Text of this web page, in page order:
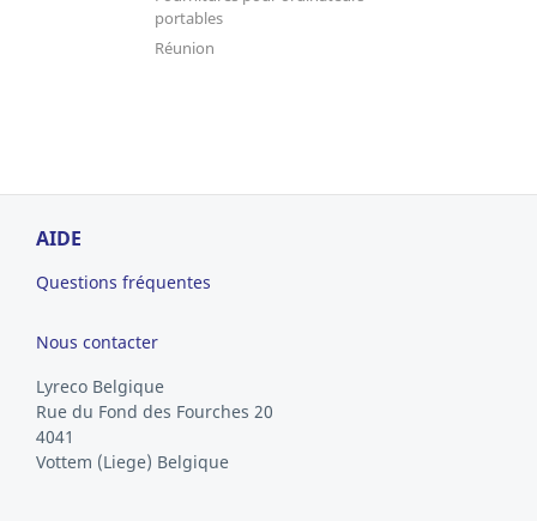
portables
Réunion
AIDE
Questions fréquentes
Nous contacter
Lyreco Belgique
Rue du Fond des Fourches 20
4041
Vottem (Liege) Belgique